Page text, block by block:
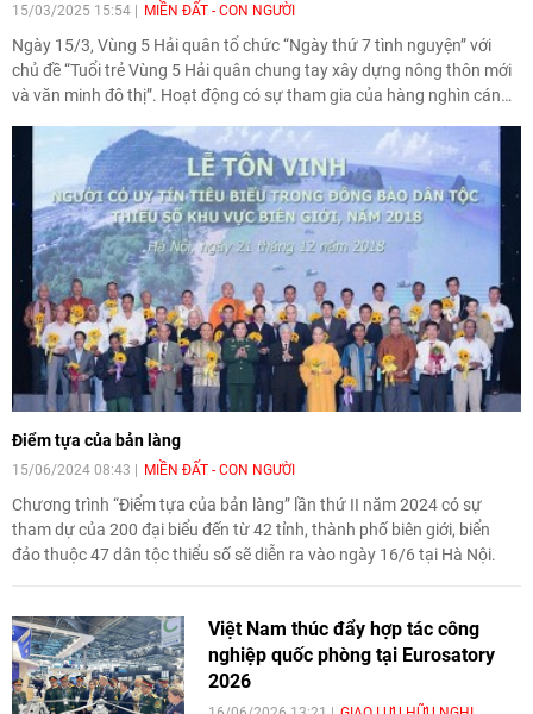
15/03/2025 15:54 MIỀN ĐẤT - CON NGƯỜI
Ngày 15/3, Vùng 5 Hải quân tổ chức “Ngày thứ 7 tình nguyện” với
chủ đề “Tuổi trẻ Vùng 5 Hải quân chung tay xây dựng nông thôn mới
và văn minh đô thị”. Hoạt động có sự tham gia của hàng nghìn cán
từ đất liền đến đảo xa.
Điểm tựa của bản làng
15/06/2024 08:43 MIỀN ĐẤT - CON NGƯỜI
Chương trình “Điểm tựa của bản làng” lần thứ II năm 2024 có sự
tham dự của 200 đại biểu đến từ 42 tỉnh, thành phố biên giới, biển
đảo thuộc 47 dân tộc thiểu số sẽ diễn ra vào ngày 16/6 tại Hà Nội.
Việt Nam thúc đẩy hợp tác công
nghiệp quốc phòng tại Eurosatory
2026